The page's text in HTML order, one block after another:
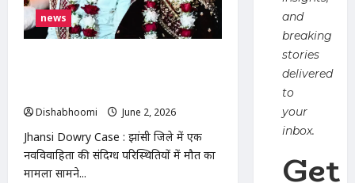
सामूहिक
कत्ल!
घर
में
लिखा-
‘बंटी,
बबली
और
बहू
news
Dishabhoomi
June 2, 2026
Jhansi Dowry Case : झांसी जिले में एक
नवविवाहिता की संदिग्ध परिस्थितियों में मौत का
मामला सामने...
and
breaking
stories
delivered
to
your
inbox.
Get